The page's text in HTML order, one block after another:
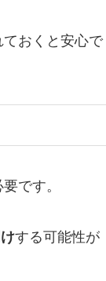
おくと安心で
です。
する可能性が